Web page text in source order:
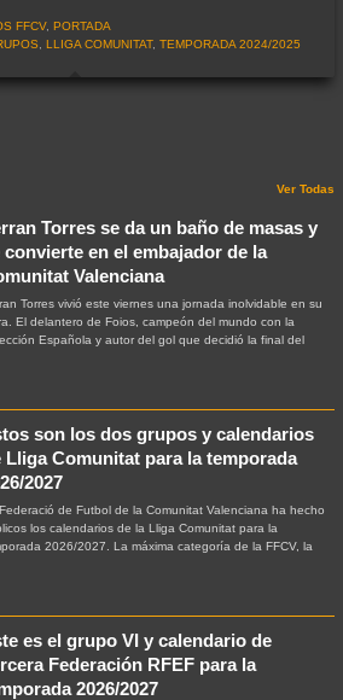
FFCV, PORTADA
LLIGA COMUNITAT, TEMPORADA 2024/2025
Ver Todas
Torres se da un baño de masas y
convierte en el embajador de la
Valenciana
Torres vivió este viernes una jornada inolvidable en su
El delantero de Foios, campeón del mundo con la
Española y autor del gol que decidió la final del
son los dos grupos y calendarios
Lliga Comunitat para la temporada
2027
de Futbol de la Comunitat Valenciana ha hecho
los calendarios de la Lliga Comunitat para la
2026/2027. La máxima categoría de la FFCV, la
es el grupo VI y calendario de
Federación RFEF para la
2026/2027